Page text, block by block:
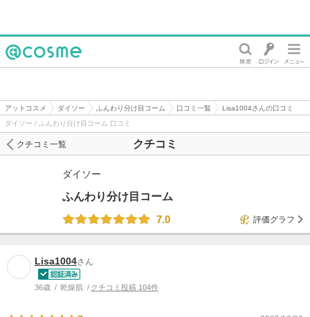
アットコスメ ダイソー ふんわり分け目コーム 口コミ一覧
Lisa1004さんの口コミ
ダイソー / ふんわり分け目コーム 口コミ
クチコミ
クチコミ一覧
ダイソー
ふんわり分け目コーム
7.0
評価グラフ
Lisa1004さん
36歳 乾燥肌 クチコミ投稿 104件